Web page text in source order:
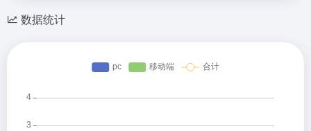
数据统计